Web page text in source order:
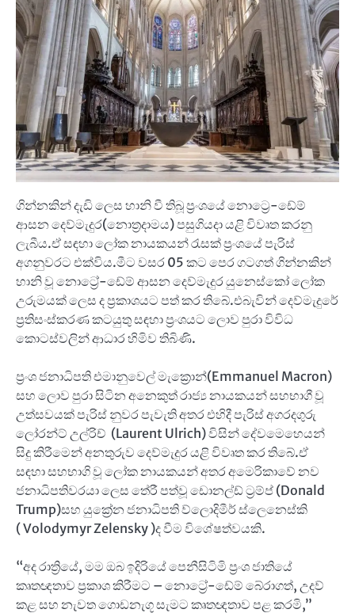
ගින්නකින් දැඩි ලෙස හානි වී තිබූ ප්‍රංශයේ නොට්‍රෙ-ඩේම්
ආසන දෙව්මැදුර(නොත්‍රදාමය) පසුගියදා යළි විවෘත කරනු
ලැබීය.ඒ සඳහා ලෝක නායකයන් රැසක් ප්‍රංශ‍යේ පැරිස්
අගනුවරට එක්විය.මීට වසර 05 කට පෙර ගටගත් ගින්නකින්
හානි වූ නොට්‍රේ-ඩේම් ආසන දෙව්මැදුර යුනෙස්කෝ ලෝක
උරුමයක් ලෙස ද ප්‍රකාශයට පත් කර තිබේ.එබැවින් දෙව්මැදුරේ
ප්‍රතිසංස්කරණ කටයුතු සඳහා ප්‍රංශයට ලොව පුරා විවිධ
කොටස්වලින් ආධාර හිමිව තිබිණි.
ප්‍රංශ ජනාධිපති එමානුවෙල් මැක්‍රොන්(Emmanuel Macron)
සහ ලොව පුරා සිටින අනෙකුත් රාජ්‍ය නායකයන් සහභාගී වූ
උත්සවයක් පැරිස් නුවර පැවැති අතර එහිදී පැරිස් අගරදගුරු
ලෝරන්ට් උල්රිච් (Laurent Ulrich) විසින් දේවමෙහෙයන්
සිදු කිරීමෙන් අනතුරුව දෙව්මැදුර යළි විවෘත කර තිබේ.ඒ
සඳහා සහභාගි වූ ලෝක නායකයන් අතර අමෙරිකාවේ නව
ජනාධිපතිවරයා ලෙස තේරී පත්වූ ඩොනල්ඩ් ට්‍රම්ප් (Donald
Trump)සහ යුක්‍රේන ජනාධිපති ව්ලොදිමීර් ස්ලෙනෙස්කි
( Volodymyr Zelensky )ද වීම විශේෂත්වයකි.
“අද රාත්‍රියේ, මම ඔබ ඉදිරියේ පෙනීසිටිමි ප්‍රංශ ජාතියේ
කෘතඥතාව ප්‍රකාශ කිරීමට – නොට්‍රේ-ඩේම් බේරාගත්, උදව්
කළ සහ නැවත ගොඩනැගූ සැමට කෘතඥතාව පළ කරමි,”